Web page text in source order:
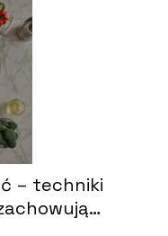
– techniki